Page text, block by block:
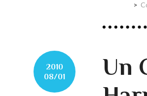
2010
08/01
Un